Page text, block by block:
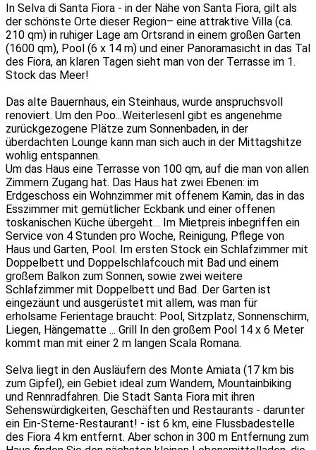
In Selva di Santa Fiora - in der Nähe von Santa Fiora, gilt als
der schönste Orte dieser Region– eine attraktive Villa (ca.
210 qm) in ruhiger Lage am Ortsrand in einem großen Garten
(1600 qm), Pool (6 x 14 m) und einer Panoramasicht in das Tal
des Fiora, an klaren Tagen sieht man von der Terrasse im 1.
Stock das Meer!
Das alte Bauernhaus, ein Steinhaus, wurde anspruchsvoll
renoviert. Um den Poo...Weiterlesenl gibt es angenehme
zurückgezogene Plätze zum Sonnenbaden, in der
überdachten Lounge kann man sich auch in der Mittagshitze
wohlig entspannen.
Um das Haus eine Terrasse von 100 qm, auf die man von allen
Zimmern Zugang hat. Das Haus hat zwei Ebenen: im
Erdgeschoss ein Wohnzimmer mit offenem Kamin, das in das
Esszimmer mit gemütlicher Eckbank und einer offenen
toskanischen Küche übergeht… Im Mietpreis inbegriffen ein
Service von 4 Stunden pro Woche, Reinigung, Pflege von
Haus und Garten, Pool. Im ersten Stock ein Schlafzimmer mit
Doppelbett und Doppelschlafcouch mit Bad und einem
großem Balkon zum Sonnen, sowie zwei weitere
Schlafzimmer mit Doppelbett und Bad. Der Garten ist
eingezäunt und ausgerüstet mit allem, was man für
erholsame Ferientage braucht: Pool, Sitzplatz, Sonnenschirm,
Liegen, Hängematte ... Grill In den großem Pool 14 x 6 Meter
kommt man mit einer 2 m langen Scala Romana.
Selva liegt in den Ausläufern des Monte Amiata (17 km bis
zum Gipfel), ein Gebiet ideal zum Wandern, Mountainbiking
und Rennradfahren. Die Stadt Santa Fiora mit ihren
Sehenswürdigkeiten, Geschäften und Restaurants - darunter
ein Ein-Sterne-Restaurant! - ist 6 km, eine Flussbadestelle
des Fiora 4 km entfernt. Aber schon in 300 m Entfernung zum